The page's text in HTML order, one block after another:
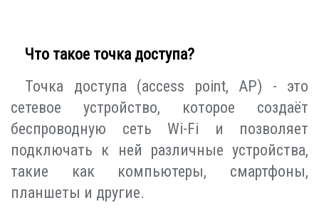
Что такое точка доступа?
Точка доступа (access point, AP) - это
сетевое устройство, которое создаёт
беспроводную сеть Wi-Fi и позволяет
подключать к ней различные устройства,
такие как компьютеры, смартфоны,
планшеты и другие.